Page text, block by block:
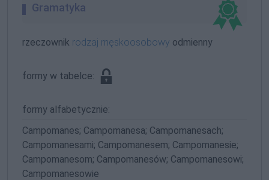
Gramatyka
rzeczownik rodzaj męskoosobowy odmienny
formy w tabelce:
formy alfabetycznie:
Campomanes; Campomanesa; Campomanesach;
Campomanesami; Campomanesem; Campomanesie;
Campomanesom; Campomanesów; Campomanesowi;
Campomanesowie